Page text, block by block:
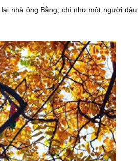
nhà ông Bằng, chị như một người